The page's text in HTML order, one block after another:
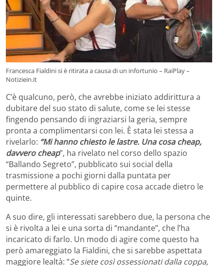
Francesca Fialdini si è ritirata a causa di un infortunio – RaiPlay –
Notiziein.it
C’è qualcuno, però, che avrebbe iniziato addirittura a
dubitare del suo stato di salute, come se lei stesse
fingendo pensando di ingraziarsi la geria, sempre
pronta a complimentarsi con lei. È stata lei stessa a
rivelarlo: “Mi hanno chiesto le lastre. Una cosa cheap,
davvero cheap”, ha rivelato nel corso dello spazio
“Ballando Segreto”, pubblicato sui social della
trasmissione a pochi giorni dalla puntata per
permettere al pubblico di capire cosa accade dietro le
quinte.
A suo dire, gli interessati sarebbero due, la persona che
si è rivolta a lei e una sorta di “mandante”, che l’ha
incaricato di farlo. Un modo di agire come questo ha
però amareggiato la Fialdini, che si sarebbe aspettata
maggiore lealtà: “Se siete così ossessionati dalla coppa,